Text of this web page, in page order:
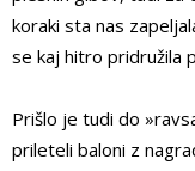
koraki sta nas
se kaj hitro pridružila
Prišlo je tudi do
prileteli baloni z